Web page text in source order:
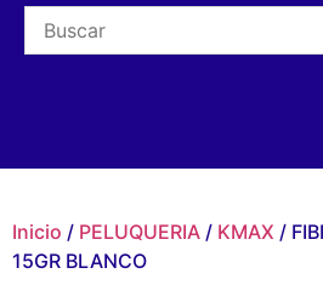
Inicio / PELUQUERIA / KMAX /
15GR BLANCO